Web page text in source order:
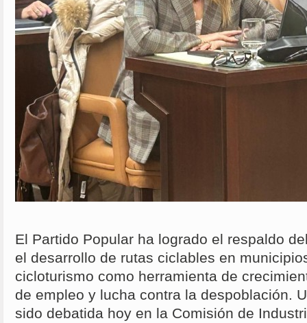
El Partido Popular ha logrado el respaldo
el desarrollo de rutas ciclables en
cicloturismo como herramienta de
de empleo y lucha contra la despoblación.
sido debatida hoy en la Comisión de